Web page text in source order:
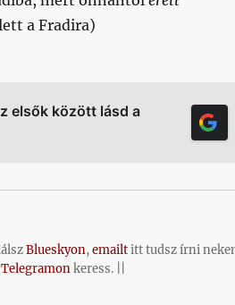
a Fradira)
elsők között lásd a
Blueskyon,emailtitt tudsz írni
Telegramonkeress. ||